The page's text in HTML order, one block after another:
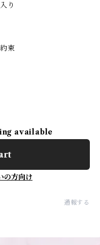
り
束
available
の方向け
通報する